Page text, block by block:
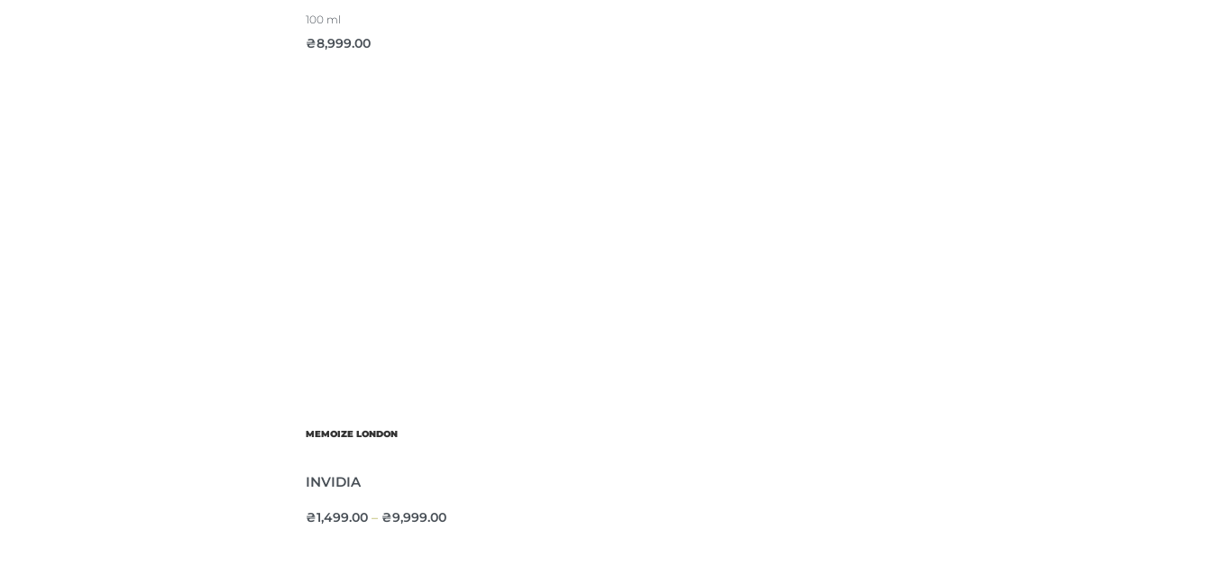
100 ml
₴8,999.00
MEMOIZE LONDON
INVIDIA
₴1,499.00 – ₴9,999.00